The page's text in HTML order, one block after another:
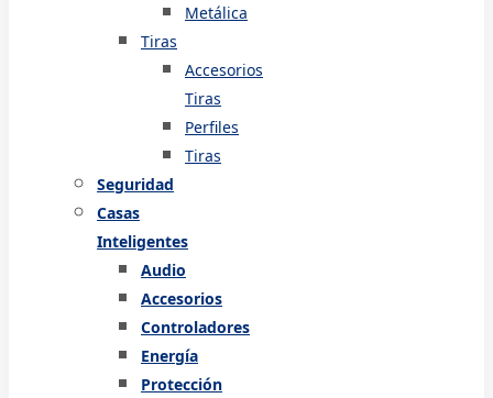
Metálica
Tiras
Accesorios
Tiras
Perfiles
Tiras
Seguridad
Casas
Inteligentes
Audio
Accesorios
Controladores
Energía
Protección